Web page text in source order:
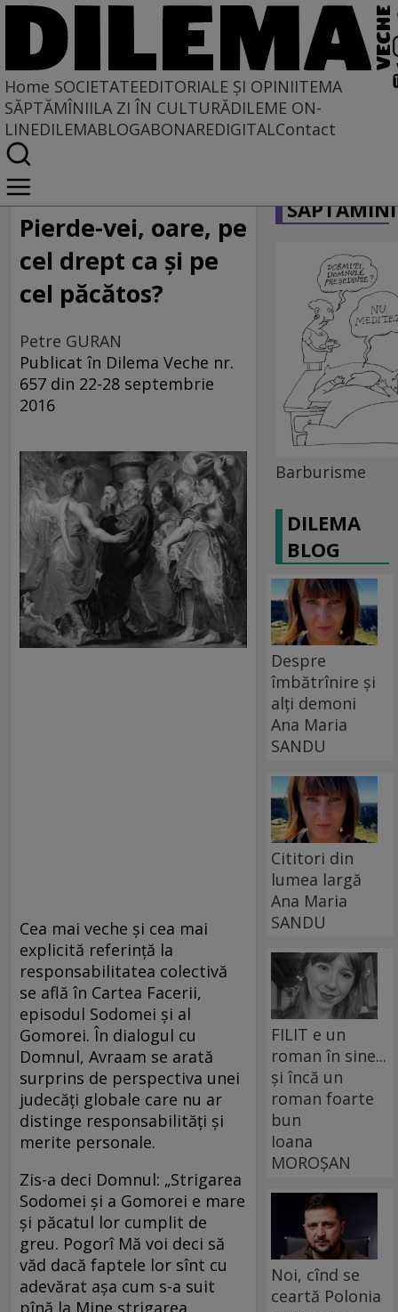
Home SOCIETATEEDITORIALE ȘI OPINIITEMA
SĂPTĂMÎNIILA ZI ÎN CULTURĂDILEME ON-
LINEDILEMABLOGABONAREDIGITALContact
Home
Societate
DIN POLUL PLUS
Pierde-vei, oare, pe
cel drept ca şi pe
cel păcătos?
Petre GURAN
Publicat în Dilema Veche nr.
657 din 22-28 septembrie
2016
Cea mai veche și cea mai
explicită referință la
responsabilitatea colectivă
se află în Cartea Facerii,
episodul Sodomei și al
Gomorei. În dialogul cu
Domnul, Avraam se arată
surprins de perspectiva unei
judecăți globale care nu ar
distinge responsabilități și
merite personale.
Zis-a deci Domnul: „Strigarea
Sodomei şi a Gomorei e mare
şi păcatul lor cumplit de
greu. Pogorî Mă voi deci să
văd dacă faptele lor sînt cu
adevărat aşa cum s-a suit
Barburisme
DILEMA
BLOG
Despre
îmbătrînire și
alți demoni
Ana Maria
SANDU
Cititori din
lumea largă
Ana Maria
SANDU
FILIT e un
roman în sine...
și încă un
roman foarte
bun
Ioana
MOROȘAN
Noi, cînd se
ceartă Polonia